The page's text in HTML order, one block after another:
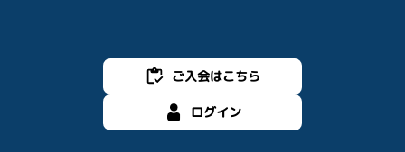
ご入会はこちら
ログイン